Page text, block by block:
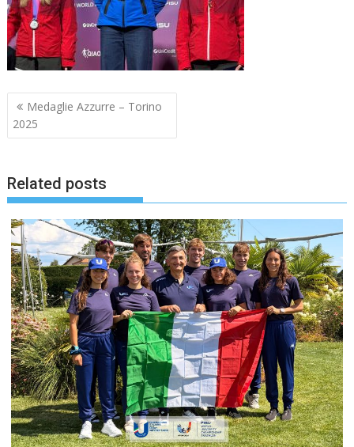
Navigazione
articoli
Medaglie Azzurre – Torino
2025
Related posts